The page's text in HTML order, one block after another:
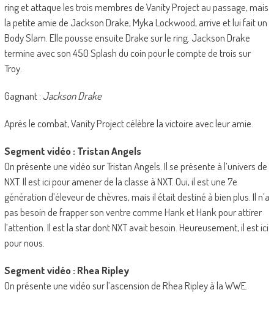
ring et attaque les trois membres de Vanity Project au passage, mais
la petite amie de Jackson Drake, Myka Lockwood, arrive et lui fait un
Body Slam. Elle pousse ensuite Drake sur le ring. Jackson Drake
termine avec son 450 Splash du coin pour le compte de trois sur
Troy.
Gagnant : Jackson Drake
Après le combat, Vanity Project célèbre la victoire avec leur amie.
Segment vidéo : Tristan Angels
On présente une vidéo sur Tristan Angels. Il se présente à l’univers de
NXT. Il est ici pour amener de la classe à NXT. Oui, il est une 7e
génération d’éleveur de chèvres, mais il était destiné à bien plus. Il n’a
pas besoin de frapper son ventre comme Hank et Hank pour attirer
l’attention. Il est la star dont NXT avait besoin. Heureusement, il est ici
pour nous.
Segment vidéo : Rhea Ripley
On présente une vidéo sur l’ascension de Rhea Ripley à la WWE.